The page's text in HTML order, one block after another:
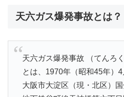
天六ガス爆発事故とは？
天六ガス爆発事故 （てんろ
とは、1970年（昭和45年）
大阪市大淀区（現・北区）